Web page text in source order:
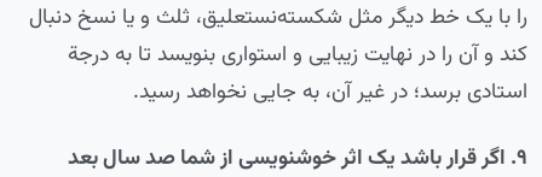
را با یک خط دیگر مثل شکسته‌نستعلیق، ثلث و یا نسخ دنبال
کند و آن را در نهایت زیبایی و استواری بنویسد تا به درجة‌
استادی برسد؛ در غیر آن، به جایی نخواهد رسید.
۹. اگر قرار باشد یک اثر خوشنویسی از شما صد سال بعد